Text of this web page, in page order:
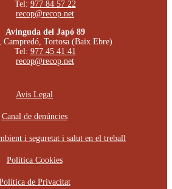
Tel: 977 84 57 22
recop@recop.net
Avinguda del Japó 89
Campredó, Tortosa (Baix Ebre)
Tel: 977 45 41 41
recop@recop.net
Avis Legal
Canal de denúncies
i seguretat i salut en el treball
Política Cookies
de Privacitat